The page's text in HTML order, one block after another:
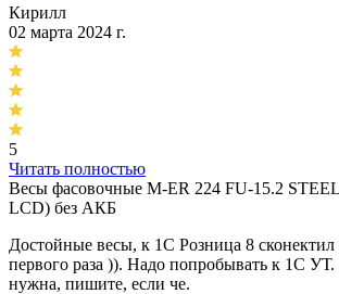
Кирилл
02 марта 2024 г.
5
Читать полностью
Весы фасовочные M-ER 224 FU-15.2
LCD) без АКБ
Достойные весы, к 1С Розница 8 сконектил
первого раза )). Надо попробывать к 1С
нужна, пишите, если че.